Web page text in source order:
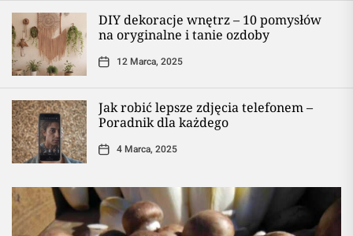
DIY dekoracje wnętrz – 10 pomysłów
na oryginalne i tanie ozdoby
12 Marca, 2025
Jak robić lepsze zdjęcia telefonem –
Poradnik dla każdego
4 Marca, 2025